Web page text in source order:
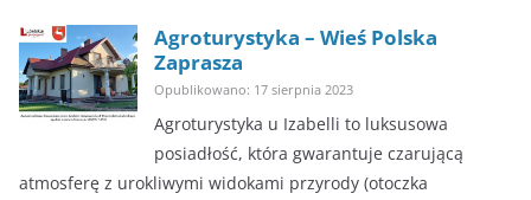
Agroturystyka – Wieś Polska
Zaprasza
Opublikowano: 17 sierpnia 2023
Agroturystyka u Izabelli to luksusowa
posiadłość, która gwarantuje czarującą
atmosferę z urokliwymi widokami przyrody (otoczka